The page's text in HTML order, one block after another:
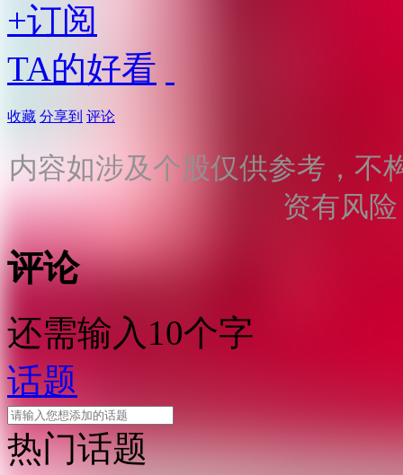
+订阅
TA的好看
收藏 分享到 评论
内容如涉及个股仅供参考，不
资有风
评论
还需输入10个字
话题
热门话题